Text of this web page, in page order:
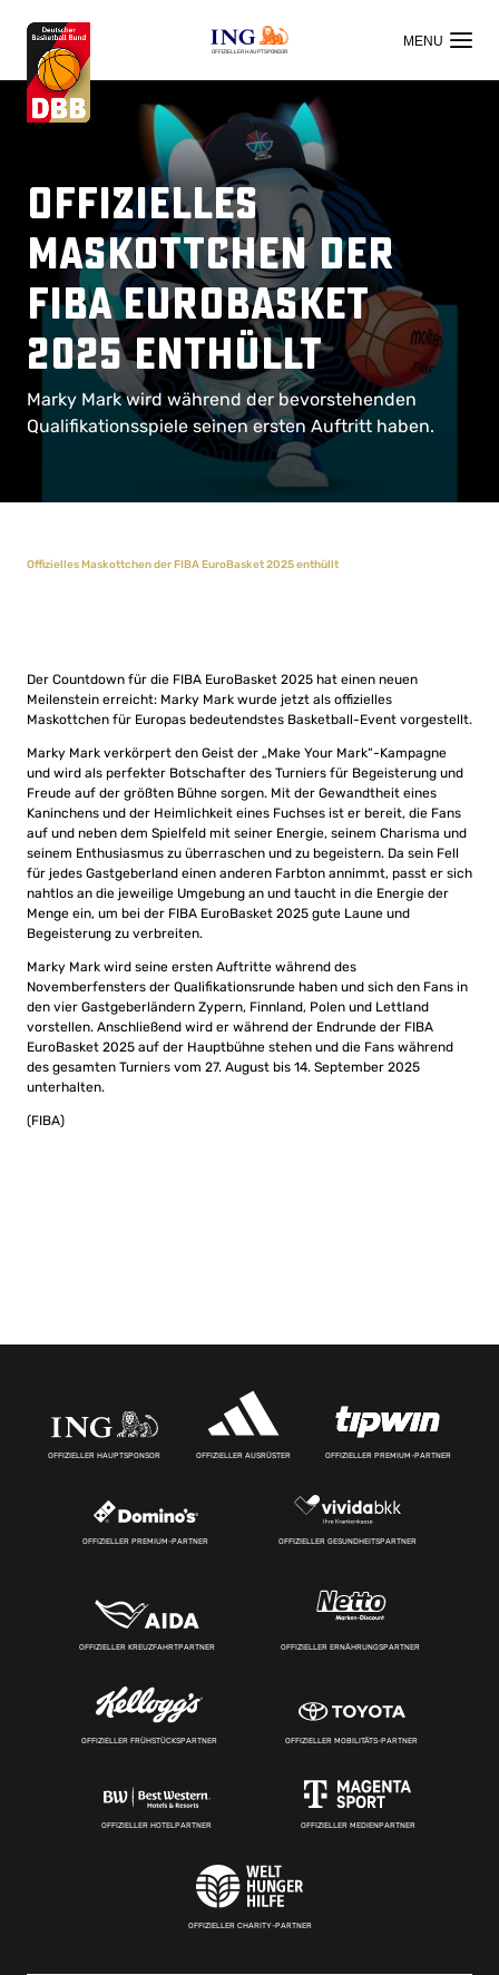
OFFIZIELLER HAUPTSPONSOR
Offizielles
Maskottchen der
FIBA EuroBasket
2025 enthüllt
Marky Mark wird während der bevorstehenden
Qualifikationsspiele seinen ersten Auftritt haben.
Offizielles Maskottchen der FIBA EuroBasket 2025 enthüllt
Der Countdown für die FIBA EuroBasket 2025 hat einen neuen
Meilenstein erreicht: Marky Mark wurde jetzt als offizielles
Maskottchen für Europas bedeutendstes Basketball-Event vorgestellt.
Marky Mark verkörpert den Geist der „Make Your Mark“-Kampagne
und wird als perfekter Botschafter des Turniers für Begeisterung und
Freude auf der größten Bühne sorgen. Mit der Gewandtheit eines
Kaninchens und der Heimlichkeit eines Fuchses ist er bereit, die Fans
auf und neben dem Spielfeld mit seiner Energie, seinem Charisma und
seinem Enthusiasmus zu überraschen und zu begeistern. Da sein Fell
für jedes Gastgeberland einen anderen Farbton annimmt, passt er sich
nahtlos an die jeweilige Umgebung an und taucht in die Energie der
Menge ein, um bei der FIBA EuroBasket 2025 gute Laune und
Begeisterung zu verbreiten.
Marky Mark wird seine ersten Auftritte während des
Novemberfensters der Qualifikationsrunde haben und sich den Fans in
den vier Gastgeberländern Zypern, Finnland, Polen und Lettland
vorstellen. Anschließend wird er während der Endrunde der FIBA
EuroBasket 2025 auf der Hauptbühne stehen und die Fans während
des gesamten Turniers vom 27. August bis 14. September 2025
unterhalten.
(FIBA)
OFFIZIELLER HAUPTSPONSOR OFFIZIELLER AUSRÜSTER OFFIZIELLER PREMIUM-PARTNER
OFFIZIELLER PREMIUM-PARTNER OFFIZIELLER GESUNDHEITSPARTNER
OFFIZIELLER KREUZFAHRTPARTNER OFFIZIELLER ERNÄHRUNGSPARTNER
OFFIZIELLER FRÜHSTÜCKSPARTNER OFFIZIELLER MOBILITÄTS-PARTNER
OFFIZIELLER HOTELPARTNER OFFIZIELLER MEDIENPARTNER
OFFIZIELLER CHARITY-PARTNER